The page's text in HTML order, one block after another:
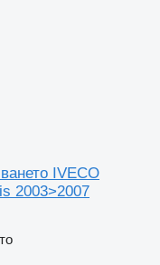
IVECO
2003>2007